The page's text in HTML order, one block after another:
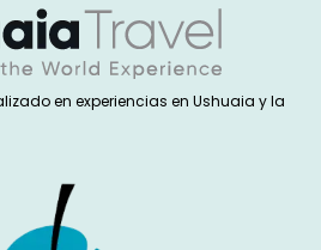
en experiencias en Ushuaia y la